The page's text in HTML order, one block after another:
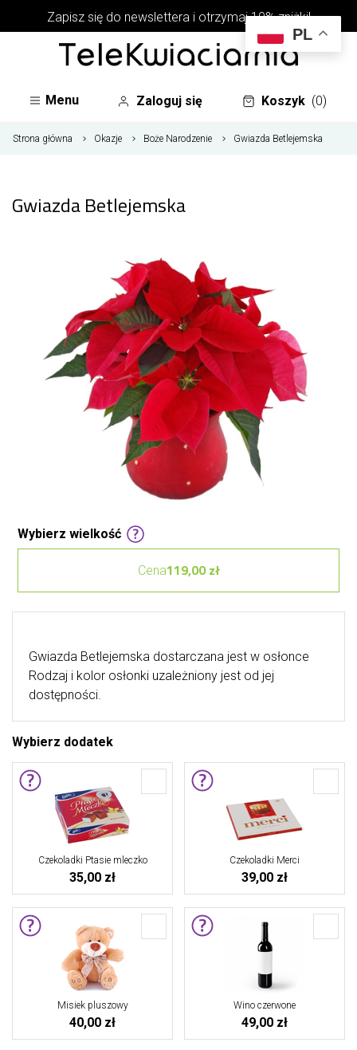
Zapisz się do newslettera i otrzymaj 10% zniżki!
Menu Zaloguj się Koszyk (0)
Strona główna Okazje Boże Narodzenie Gwiazda Betlejemska
Gwiazda Betlejemska
Wybierz wielkość
Cena119,00 zł
Gwiazda Betlejemska dostarczana jest w osłonce
Rodzaj i kolor osłonki uzależniony jest od jej
dostępności.
Wybierz dodatek
Czekoladki Ptasie mleczko
35,00 zł
Czekoladki Merci
39,00 zł
Misiek pluszowy
40,00 zł
Wino czerwone
49,00 zł
PL